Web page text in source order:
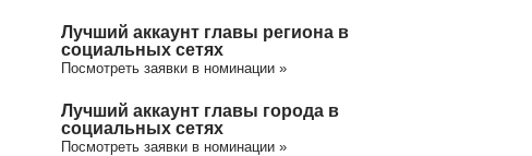
Лучший аккаунт главы региона в
социальных сетях
Посмотреть заявки в номинации »
Лучший аккаунт главы города в
социальных сетях
Посмотреть заявки в номинации »